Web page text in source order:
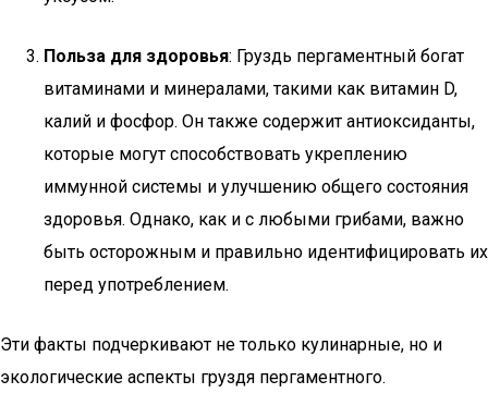
Польза для здоровья: Груздь пергаментный богат
витаминами и минералами, такими как витамин D,
калий и фосфор. Он также содержит антиоксиданты,
которые могут способствовать укреплению
иммунной системы и улучшению общего состояния
здоровья. Однако, как и с любыми грибами, важно
быть осторожным и правильно идентифицировать их
перед употреблением.
Эти факты подчеркивают не только кулинарные, но и
экологические аспекты груздя пергаментного.